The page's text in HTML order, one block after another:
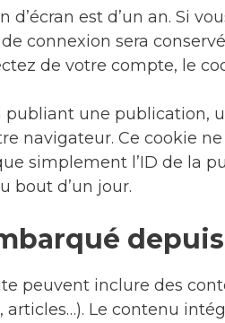
d’écran est d’un an. Si
connexion sera
de votre compte, le
une publication,
navigateur. Ce cookie
simplement l’ID de la
bout d’un jour.
peuvent inclure des
articles…). Le contenu